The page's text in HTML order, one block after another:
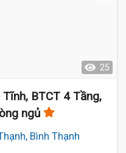
25
BTCT 4 Tầng,
ngủ
Bình Thạnh